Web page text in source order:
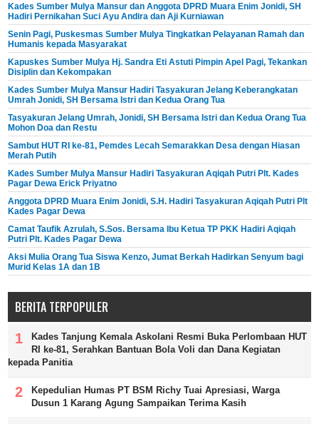
Kades Sumber Mulya Mansur dan Anggota DPRD Muara Enim Jonidi, SH
Hadiri Pernikahan Suci Ayu Andira dan Aji Kurniawan
Senin Pagi, Puskesmas Sumber Mulya Tingkatkan Pelayanan Ramah dan
Humanis kepada Masyarakat
Kapuskes Sumber Mulya Hj. Sandra Eti Astuti Pimpin Apel Pagi, Tekankan
Disiplin dan Kekompakan
Kades Sumber Mulya Mansur Hadiri Tasyakuran Jelang Keberangkatan
Umrah Jonidi, SH Bersama Istri dan Kedua Orang Tua
Tasyakuran Jelang Umrah, Jonidi, SH Bersama Istri dan Kedua Orang Tua
Mohon Doa dan Restu
Sambut HUT RI ke-81, Pemdes Lecah Semarakkan Desa dengan Hiasan
Merah Putih
Kades Sumber Mulya Mansur Hadiri Tasyakuran Aqiqah Putri Plt. Kades
Pagar Dewa Erick Priyatno
Anggota DPRD Muara Enim Jonidi, S.H. Hadiri Tasyakuran Aqiqah Putri Plt
Kades Pagar Dewa
Camat Taufik Azrulah, S.Sos. Bersama Ibu Ketua TP PKK Hadiri Aqiqah
Putri Plt. Kades Pagar Dewa
Aksi Mulia Orang Tua Siswa Kenzo, Jumat Berkah Hadirkan Senyum bagi
Murid Kelas 1A dan 1B
BERITA TERPOPULER
Kades Tanjung Kemala Askolani Resmi Buka Perlombaan HUT
RI ke-81, Serahkan Bantuan Bola Voli dan Dana Kegiatan
kepada Panitia
Kepedulian Humas PT BSM Richy Tuai Apresiasi, Warga
Dusun 1 Karang Agung Sampaikan Terima Kasih